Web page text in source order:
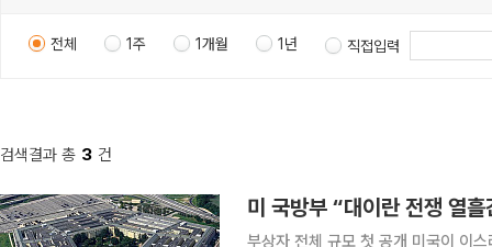
전체 1주 1개월 1년 직접입력
검색결과 총 3 건
미 국방부 “대이란 전쟁 열
부상자 전체 규모 첫 공개 미국이 이스라엘과 대이란 공습을 시작한 이후 열흘간 미군 7명이 사망하